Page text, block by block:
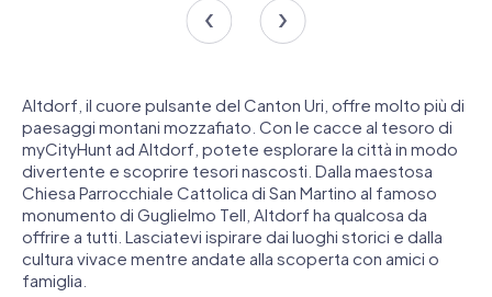
Altdorf, il cuore pulsante del Canton Uri, offre molto più di
paesaggi montani mozzafiato. Con le cacce al tesoro di
myCityHunt ad Altdorf, potete esplorare la città in modo
divertente e scoprire tesori nascosti. Dalla maestosa
Chiesa Parrocchiale Cattolica di San Martino al famoso
monumento di Guglielmo Tell, Altdorf ha qualcosa da
offrire a tutti. Lasciatevi ispirare dai luoghi storici e dalla
cultura vivace mentre andate alla scoperta con amici o
famiglia.